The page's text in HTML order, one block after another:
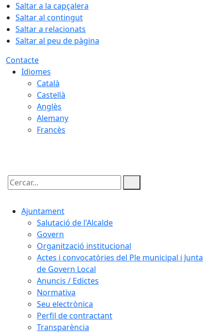
Saltar a la capçalera
Saltar al contingut
Saltar a relacionats
Saltar al peu de pàgina
Contacte
Idiomes
Català
Castellà
Anglès
Alemany
Francès
Cercar:
Ajuntament
Salutació de l'Alcalde
Govern
Organització institucional
Actes i convocatòries del Ple municipal i Junta
de Govern Local
Anuncis / Edictes
Normativa
Seu electrònica
Perfil de contractant
Transparència